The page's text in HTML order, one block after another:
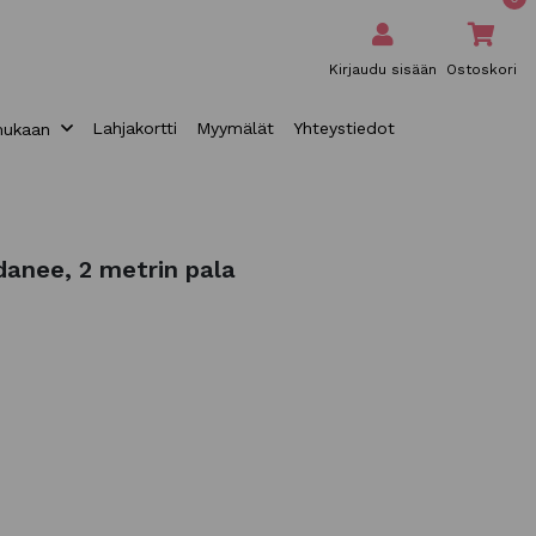
Kirjaudu sisään Ostoskori
Lahjakortti Myymälät Yhteystiedot
2 metrin pala